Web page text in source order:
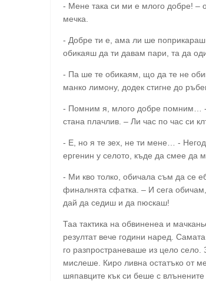
- Мене така си ми е млого добре! –
мечка.
- Добре ти е, ама ли ше
обикаяш да ти давам пари, та да
- Па ше те обикаям, що да те не
манко лимону, додек стигне до
- Помним я, млого добре помним… -
стана плачлив. – Ли час по час си
- Е, но я те зех, не ти мене… -
ергенин у селото, къде да смее да
- Ми кво толко, обичала съм да се
финалнята сфатка. – И сега
дай да седиш и да пюскаш!
Таа тактика на обвиненеа и
резултат вече години наред.
го разпространеваше из цело
мислеше. Киро ливна остатъко от
шяпавците кък си беше с